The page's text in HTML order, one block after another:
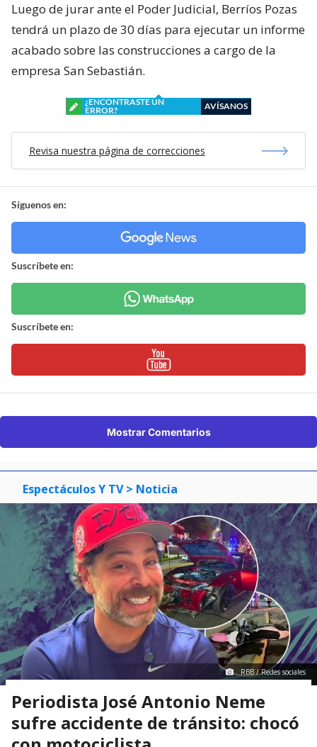
Luego de jurar ante el Poder Judicial, Berríos Pozas
tendrá un plazo de 30 días para ejecutar un informe
acabado sobre las construcciones a cargo de la
empresa San Sebastián.
¿ENCONTRASTE UN
ERROR?
AVÍSANOS
Revisa nuestra página de correcciones
Síguenos en:
Suscríbete en:
Suscríbete en:
Mostrar Comentarios
Espectáculos Y TV > Noticia
RBB / Redes sociales
Periodista José Antonio Neme
sufre accidente de tránsito: chocó